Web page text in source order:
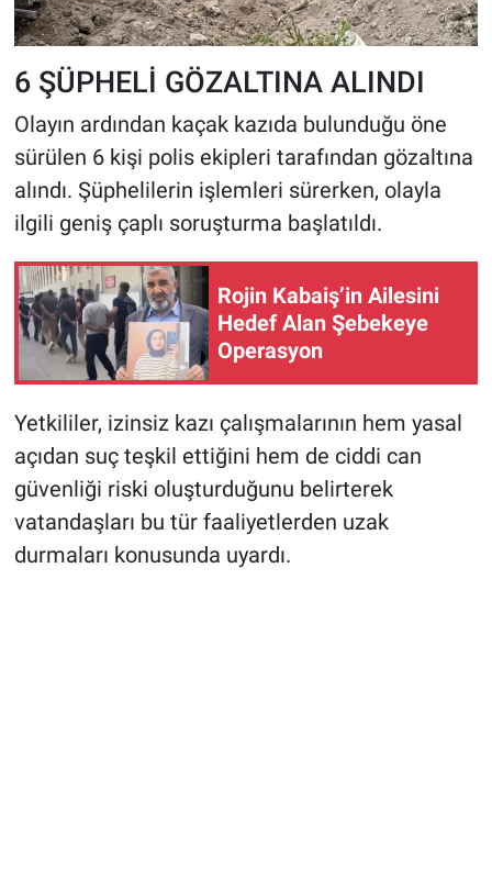
6 ŞÜPHELİ GÖZALTINA ALINDI
Olayın ardından kaçak kazıda bulunduğu öne
sürülen 6 kişi polis ekipleri tarafından gözaltına
alındı. Şüphelilerin işlemleri sürerken, olayla
ilgili geniş çaplı soruşturma başlatıldı.
Rojin Kabaiş’in Ailesini
Hedef Alan Şebekeye
Operasyon
Yetkililer, izinsiz kazı çalışmalarının hem yasal
açıdan suç teşkil ettiğini hem de ciddi can
güvenliği riski oluşturduğunu belirterek
vatandaşları bu tür faaliyetlerden uzak
durmaları konusunda uyardı.